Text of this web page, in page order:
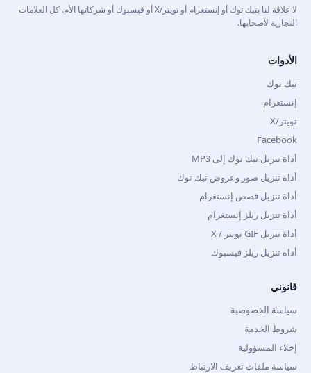
لا علاقة لنا بتيك توك أو إنستغرام أو تويتر/X أو فيسبوك أو شركاتها الأم. كل العلامات
التجارية لأصحابها.
الأدوات
تيك توك
إنستغرام
تويتر/X
Facebook
أداة تنزيل تيك توك إلى MP3
أداة تنزيل صور وعروض تيك توك
أداة تنزيل قصص إنستغرام
أداة تنزيل ريلز إنستغرام
أداة تنزيل GIF تويتر / X
أداة تنزيل ريلز فيسبوك
قانوني
سياسة الخصوصية
شروط الخدمة
إخلاء المسؤولية
سياسة ملفات تعريف الارتباط